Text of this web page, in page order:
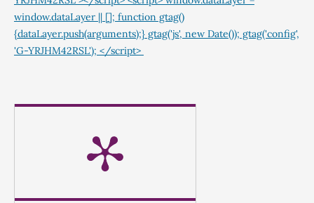
window.dataLayer || []; function gtag()
{dataLayer.push(arguments);} gtag('js', new Date()); gtag('config',
'G-YRJHM42RSL'); </script>